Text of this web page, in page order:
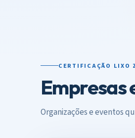
CERTIFICAÇÃO LIXO
Empresas
Organizações e eventos